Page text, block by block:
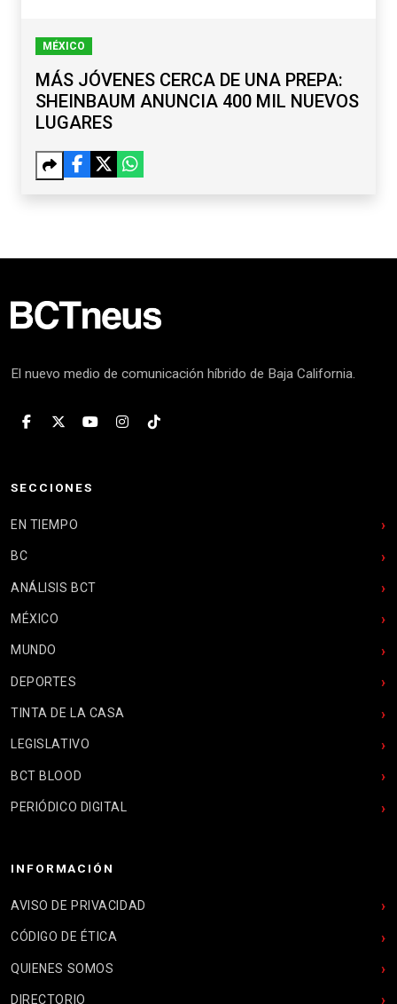
MÉXICO
MÁS JÓVENES CERCA DE UNA PREPA:
SHEINBAUM ANUNCIA 400 MIL NUEVOS
LUGARES
El nuevo medio de comunicación híbrido de Baja California.
SECCIONES
EN TIEMPO
BC
ANÁLISIS BCT
MÉXICO
MUNDO
DEPORTES
TINTA DE LA CASA
LEGISLATIVO
BCT BLOOD
PERIÓDICO DIGITAL
INFORMACIÓN
AVISO DE PRIVACIDAD
CÓDIGO DE ÉTICA
QUIENES SOMOS
DIRECTORIO